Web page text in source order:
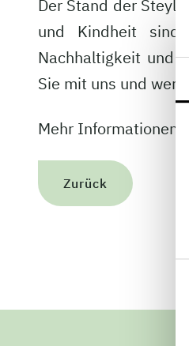
Der Stand der
und Kindheit
Nachhaltigkeit und
Sie mit uns und
Mehr Informationen
Zurück